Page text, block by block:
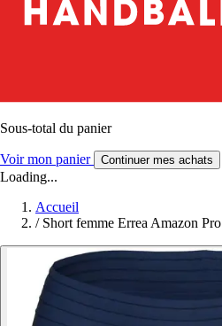
Sous-total du panier
Voir mon panier Continuer mes achats
Loading...
Accueil
/ Short femme Errea Amazon Pro